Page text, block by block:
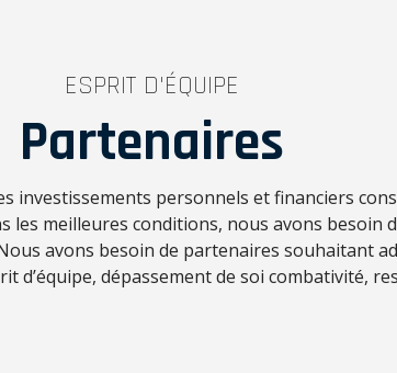
ESPRIT D'ÉQUIPE
Partenaires
investissements personnels et financiers
les meilleures conditions, nous avons
avons besoin de partenaires souhaitant
d’équipe, dépassement de soi combativité,